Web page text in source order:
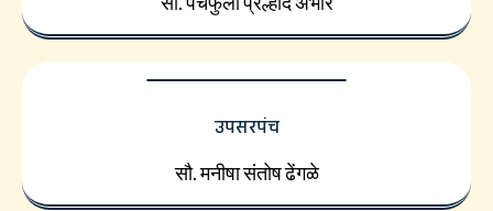
उपसरपंच
सौ. मनीषा संतोष ढेंगळे